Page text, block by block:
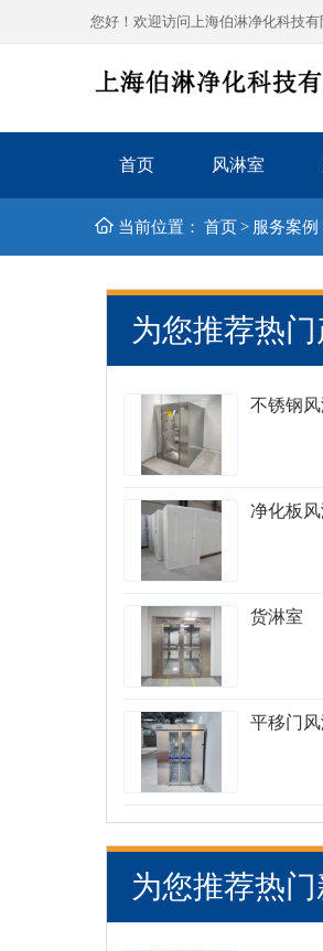
您好！欢迎访问上海伯淋净化科技
首页 风淋室
当前位置： 首页> 服务案例
为您推荐热门
不锈钢
净化板
货淋室
平移门
为您推荐热门